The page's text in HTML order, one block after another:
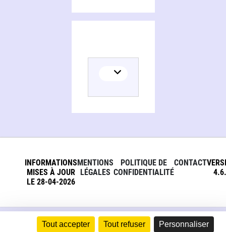
Tout accepter Tout refuser Personnaliser
INFORMATIONS
MISES À JOUR
LE 28-04-2026
MENTIONS
LÉGALES
POLITIQUE DE
CONFIDENTIALITÉ
CONTACT